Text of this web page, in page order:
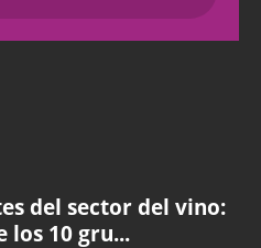
del sector del vino:
los 10 gru...